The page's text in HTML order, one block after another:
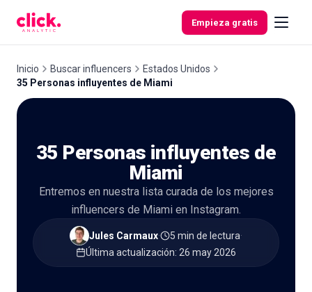
Empieza gratis
Herramientas
Inicio Buscar influencers
Estados Unidos
35 Personas influyentes de Miami
35 Personas influyentes de
Miami
Entremos en nuestra lista curada de los mejores
influencers de Miami en Instagram.
Jules Carmaux· 5 min de lectura·
Última actualización: 26 may 2026